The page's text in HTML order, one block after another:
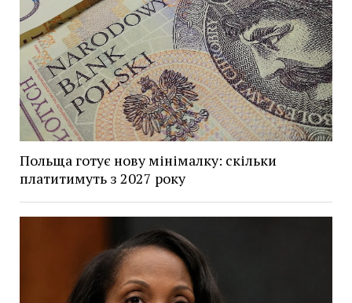
Польща готує нову мінімалку: скільки
платитимуть з 2027 року